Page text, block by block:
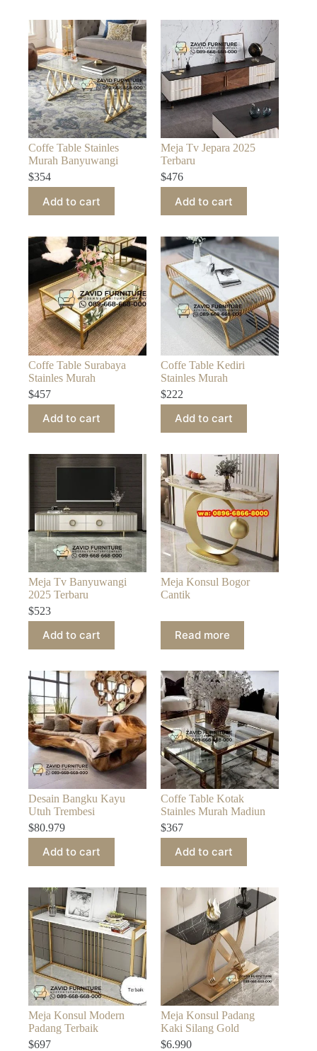
Coffe Table Stainles
Murah Banyuwangi
$354
Add to cart
Meja Tv Jepara 2025
Terbaru
$476
Add to cart
Coffe Table Surabaya
Stainles Murah
$457
Add to cart
Coffe Table Kediri
Stainles Murah
$222
Add to cart
Meja Tv Banyuwangi
2025 Terbaru
$523
Add to cart
Meja Konsul Bogor
Cantik
Read more
Desain Bangku Kayu
Utuh Trembesi
$80.979
Add to cart
Coffe Table Kotak
Stainles Murah Madiun
$367
Add to cart
Meja Konsul Modern
Padang Terbaik
$697
Meja Konsul Padang
Kaki Silang Gold
$6.990